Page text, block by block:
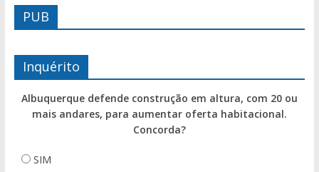
PUB
Inquérito
Albuquerque defende construção em altura, com 20 ou
mais andares, para aumentar oferta habitacional.
Concorda?
SIM